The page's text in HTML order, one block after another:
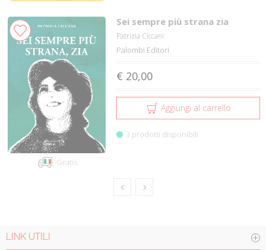
Gratis
Sei sempre più strana zia
Patrizia Ciccani
Palombi Editori
€ 20,00
Aggiungi al carrello
3 prodotti disponibili
LINK UTILI